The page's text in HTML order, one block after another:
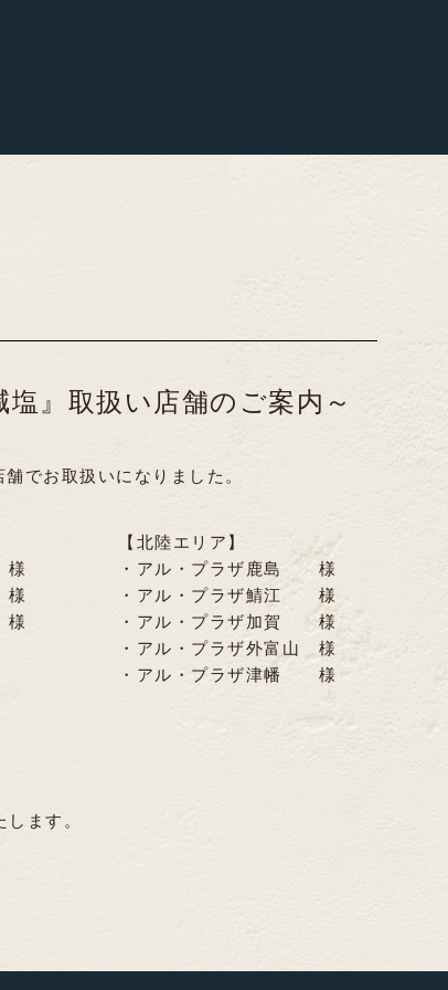
』取扱い店舗のご案内～
でお取扱いになりました。
北陸エリア】
様 ・アル・プラザ鹿島 様
店 様 ・アル・プラザ鯖江 様
様 ・アル・プラザ加賀 様
プラザ外富山 様
・プラザ津幡 様
ます。